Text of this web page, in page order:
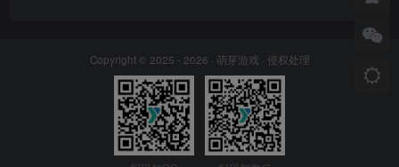
Copyright © 2025 - 2026 · 萌芽游戏 · 侵权处理